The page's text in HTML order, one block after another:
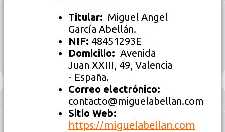
Titular: Miguel Angel
García Abellán.
NIF: 48451293E
Domicilio: Avenida
Juan XXIII, 49, Valencia
- España.
Correo electrónico:
contacto@miguelabellan.com
Sitio Web:
https://miguelabellan.com